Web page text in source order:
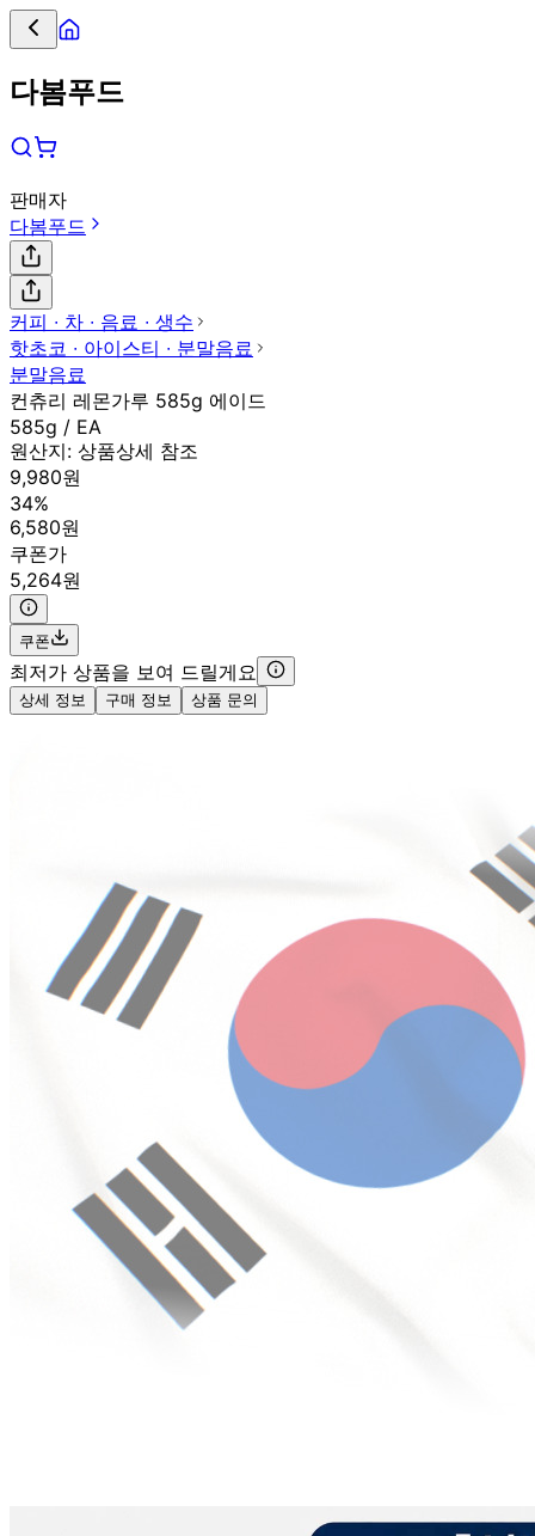
다봄푸드
판매자
다봄푸드
커피 ∙ 차 ∙ 음료 ∙ 생수
핫초코 ∙ 아이스티 ∙ 분말음료
분말음료
컨츄리 레몬가루 585g 에이드
585g / EA
원산지: 상품상세 참조
9,980원
34%
6,580원
쿠폰가
5,264원
쿠폰
최저가 상품을 보여 드릴게요
상세 정보 구매 정보 상품 문의